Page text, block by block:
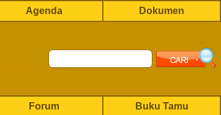
Agenda Dokumen
Forum Buku Tamu